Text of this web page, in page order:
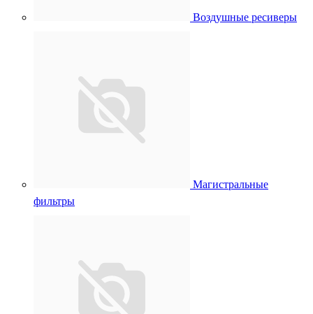
Воздушные ресиверы
Магистральные
фильтры